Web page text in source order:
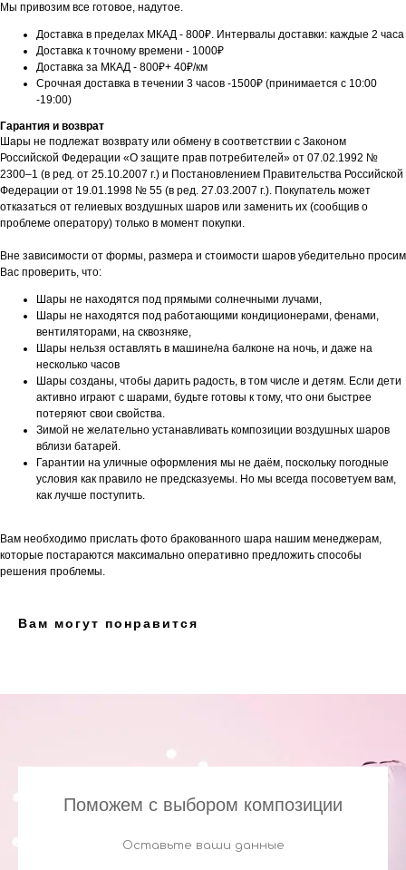
Мы привозим все готовое, надутое.
Доставка в пределах МКАД - 800₽. Интервалы доставки: каждые 2 часа
Доставка к точному времени - 1000₽
Доставка за МКАД - 800₽+ 40₽/км
Срочная доставка в течении 3 часов -1500₽ (принимается с 10:00
-19:00)
Гарантия и возврат
Шары не подлежат возврату или обмену в соответствии с Законом
Российской Федерации «О защите прав потребителей» от 07.02.1992 №
2300–1 (в ред. от 25.10.2007 г.) и Постановлением Правительства Российской
Федерации от 19.01.1998 № 55 (в ред. 27.03.2007 г.). Покупатель может
отказаться от гелиевых воздушных шаров или заменить их (сообщив о
проблеме оператору) только в момент покупки.
Вне зависимости от формы, размера и стоимости шаров убедительно просим
Вас проверить, что:
Шары не находятся под прямыми солнечными лучами,
Шары не находятся под работающими кондиционерами, фенами,
вентиляторами, на сквозняке,
Шары нельзя оставлять в машине/на балконе на ночь, и даже на
несколько часов
Шары созданы, чтобы дарить радость, в том числе и детям. Если дети
активно играют с шарами, будьте готовы к тому, что они быстрее
потеряют свои свойства.
Зимой не желательно устанавливать композиции воздушных шаров
вблизи батарей.
Гарантии на уличные оформления мы не даём, поскольку погодные
условия как правило не предсказуемы. Но мы всегда посоветуем вам,
как лучше поступить.
Вам необходимо прислать фото бракованного шара нашим менеджерам,
которые постараются максимально оперативно предложить способы
решения проблемы.
Вам могут понравится
Поможем с выбором композиции
Оставьте ваши данные